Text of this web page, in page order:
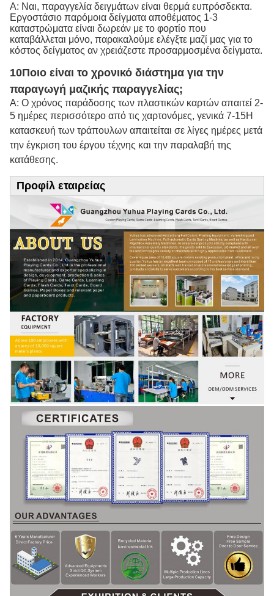
Α: Ναι, παραγγελία δειγμάτων είναι θερμά ευπρόσδεκτα.
Εργοστάσιο παρόμοια δείγματα αποθέματος 1-3
καταστρώματα είναι δωρεάν με το φορτίο που
καταβάλλεται μόνο, παρακαλούμε ελέγξτε μαζί μας για το
κόστος δείγματος αν χρειάζεστε προσαρμοσμένα δείγματα.
10Ποιο είναι το χρονικό διάστημα για την
παραγωγή μαζικής παραγγελίας;
Α: Ο χρόνος παράδοσης των πλαστικών καρτών απαιτεί 2-
5 ημέρες περισσότερο από τις χαρτονόμες, γενικά 7-15Η
κατασκευή των τράπουλων απαιτείται σε λίγες ημέρες μετά
την έγκριση του έργου τέχνης και την παραλαβή της
κατάθεσης.
Προφίλ εταιρείας